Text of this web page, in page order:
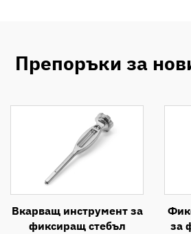
Препоръки за
Вкарващ инструмент за
фиксиращ стебъл
за